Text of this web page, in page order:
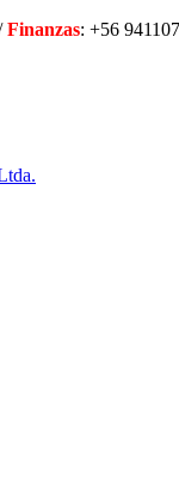
Finanzas: +56